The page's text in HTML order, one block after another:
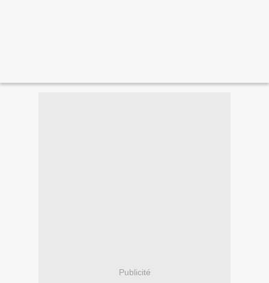
Publicité